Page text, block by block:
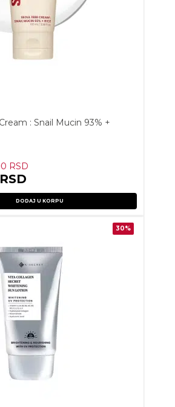
: Snail Mucin 93% +
RSD
RSD
DODAJ U KORPU
30%